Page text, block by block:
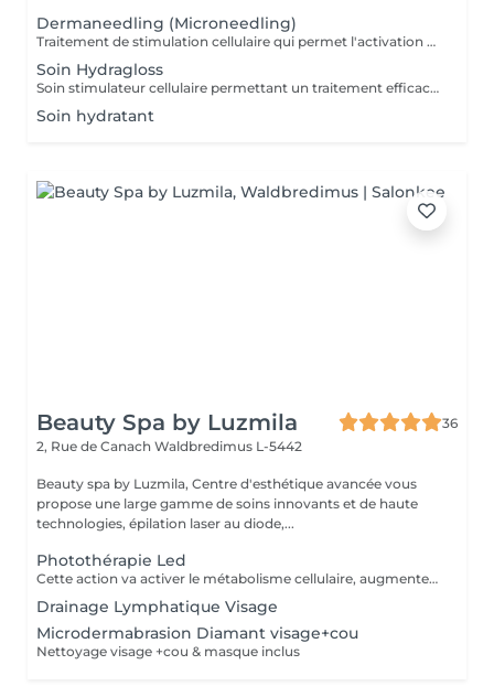
Dermaneedling (Microneedling)
Traitement de stimulation cellulaire qui permet l'activation du métabolisme de régénération cellulaire en introduisant des actifs puissants
Soin Hydragloss
Soin stimulateur cellulaire permettant un traitement efficace contre les ridules. Il soigne, hydrate, re-pulpe et rajeuni les lèvres
Soin hydratant
Beauty Spa by Luzmila
36
2, Rue de Canach Waldbredimus L-5442
Beauty spa by Luzmila, Centre d'esthétique avancée vous
propose une large gamme de soins innovants et de haute
technologies, épilation laser au diode,...
Photothérapie Led
Cette action va activer le métabolisme cellulaire, augmenter l'oxygénation des tissus et stimuler les fibroblastes. Les cellules fabriquent le collagène et d'autres substances pour le soutien de la peau.
Drainage Lymphatique Visage
Microdermabrasion Diamant visage+cou
Nettoyage visage +cou & masque inclus